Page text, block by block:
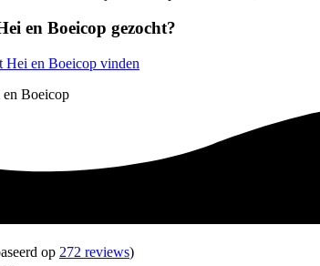
en Boeicop gezocht?
Hei en Boeicop vinden
op 272 reviews)